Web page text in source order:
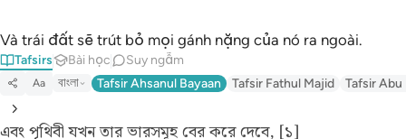
Và trái đất sẽ trút bỏ mọi gánh nặng của nó ra ngoài.
Tafsirs Bài học Suy ngẫm
Aa বাংলা Tafsir Ahsanul Bayaan Tafsir Fathul Majid Tafsir Abu
এবং পৃথিবী যখন তার ভারসমূহ বের করে দেবে, [১]